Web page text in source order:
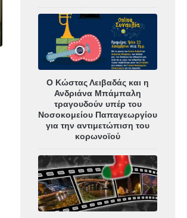
Ο Κώστας Λειβαδάς και η
Ανδριάνα Μπάμπαλη
τραγουδούν υπέρ του
Νοσοκομείου Παπαγεωργίου
για την αντιμετώπιση του
κορωνοϊού